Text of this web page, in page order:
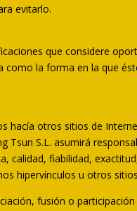
evitarlo.
que considere
la forma en la que
hacía otros sitios de
S.L. asumirá
calidad, fiabilidad,
hipervínculos u otros
fusión o